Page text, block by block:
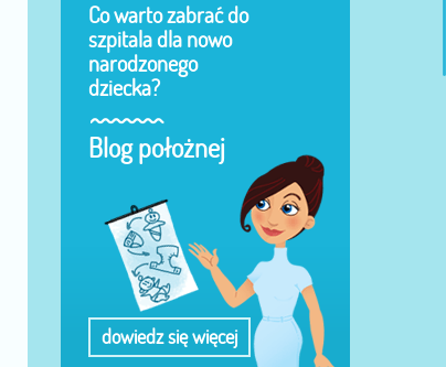
Co warto zabrać do
szpitala dla nowo
narodzonego
dziecka?
Blog położnej
dowiedz się więcej